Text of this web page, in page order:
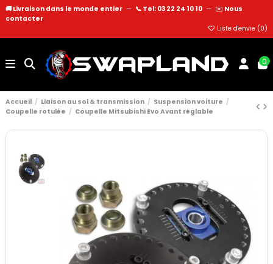
🚚 Livraison dans le monde entier — 📞 Tel: 03 22 24 10 10 — ✉️ Nous
contacter
Liste d'envie (0)
0
Accueil Liaison au sol & transmission
Suspension voiture
Coupelle rotulée
Coupelle Mitsubishi Evo Avant réglable